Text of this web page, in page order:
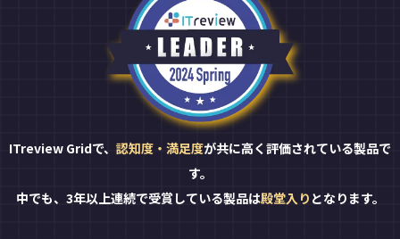
ITreview Gridで、 認知度・満足度が共に高く評価されている製品で
す。
中でも、3年以上連続で受賞している製品は殿堂入り となります。